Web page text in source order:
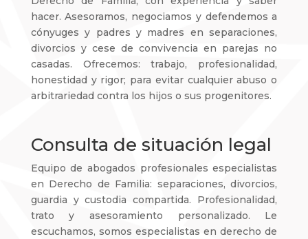
hacer. Asesoramos, negociamos y defendemos a
cónyuges y padres y madres en separaciones,
divorcios y cese de convivencia en parejas no
casadas. Ofrecemos: trabajo, profesionalidad,
honestidad y rigor; para evitar cualquier abuso o
arbitrariedad contra los hijos o sus progenitores.
Consulta de situación legal
Equipo de abogados profesionales especialistas
en Derecho de Familia: separaciones, divorcios,
guardia y custodia compartida. Profesionalidad,
trato y asesoramiento personalizado. Le
escuchamos, somos especialistas en derecho de